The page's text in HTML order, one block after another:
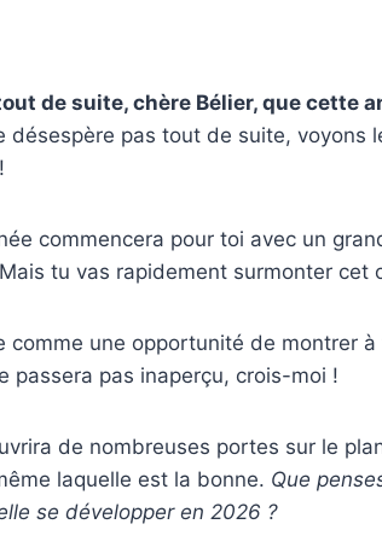
de suite, chère Bélier, que cette
désespère pas tout de suite, voyons
commencera pour toi avec un
tu vas rapidement surmonter cet
comme une opportunité de montrer
passera pas inaperçu, crois-moi !
de nombreuses portes sur le
laquelle est la bonne. Que
se développer en 2026 ?